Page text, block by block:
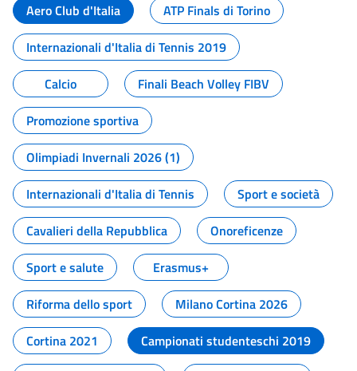
Aero Club d'Italia
ATP Finals di Torino
Internazionali d'Italia di Tennis 2019
Calcio
Finali Beach Volley FIBV
Promozione sportiva
Olimpiadi Invernali 2026 (1)
Internazionali d'Italia di Tennis
Sport e società
Cavalieri della Repubblica
Onoreficenze
Sport e salute
Erasmus+
Riforma dello sport
Milano Cortina 2026
Cortina 2021
Campionati studenteschi 2019